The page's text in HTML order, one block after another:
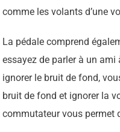
comme les volants d’une
La pédale comprend
essayez de parler à un
ignorer le bruit de fond,
bruit de fond et ignorer la
commutateur vous permet